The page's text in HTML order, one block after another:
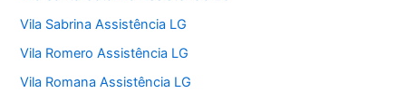
Vila Sabrina Assistência LG
Vila Romero Assistência LG
Vila Romana Assistência LG